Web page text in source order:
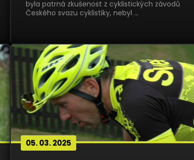
byla patrná zkušenost z cyklistických závodů
Českého svazu cyklistiky, nebyl …
05. 03. 2025